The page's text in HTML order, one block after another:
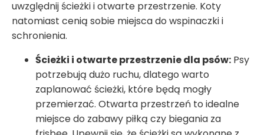
uwzględnij ścieżki i otwarte przestrzenie. Koty
natomiast cenią sobie miejsca do wspinaczki i
schronienia.
Ścieżki i otwarte przestrzenie dla psów: Psy
potrzebują dużo ruchu, dlatego warto
zaplanować ścieżki, które będą mogły
przemierzać. Otwarta przestrzeń to idealne
miejsce do zabawy piłką czy biegania za